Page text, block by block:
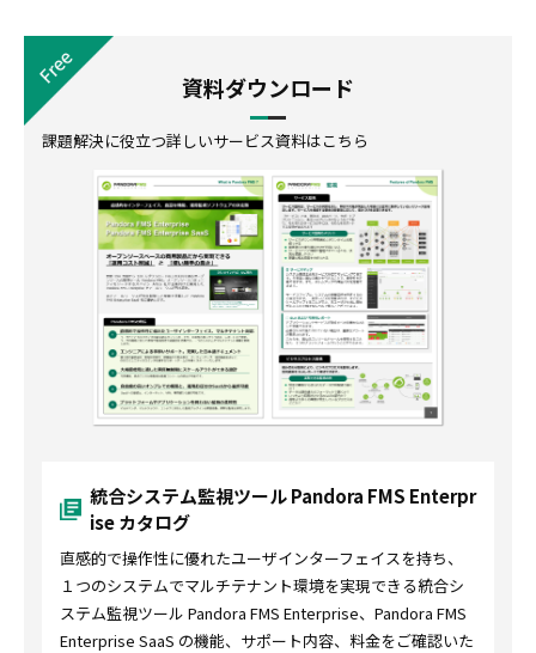
資料ダウンロード
課題解決に役立つ詳しいサービス資料はこちら
統合システム監視ツール Pandora FMS Enterpr
ise カタログ
直感的で操作性に優れたユーザインターフェイスを持ち、
１つのシステムでマルチテナント環境を実現できる統合シ
ステム監視ツール Pandora FMS Enterprise、Pandora FMS
Enterprise SaaS の機能、サポート内容、料金をご確認いた